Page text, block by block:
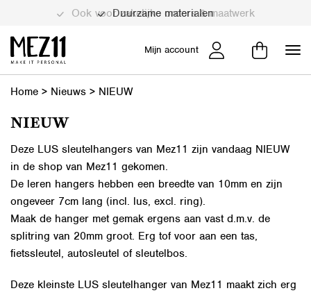
Ook voor zakelijke orders & maatwerk
Duurzame materialen
Mijn account
Home > Nieuws > NIEUW
NIEUW
Deze LUS sleutelhangers van Mez11 zijn vandaag NIEUW
in de shop van Mez11 gekomen.
De leren hangers hebben een breedte van 10mm en zijn
ongeveer 7cm lang (incl. lus, excl. ring).
Maak de hanger met gemak ergens aan vast d.m.v. de
splitring van 20mm groot. Erg tof voor aan een tas,
fietssleutel, autosleutel of sleutelbos.
Deze kleinste LUS sleutelhanger van Mez11 maakt zich erg